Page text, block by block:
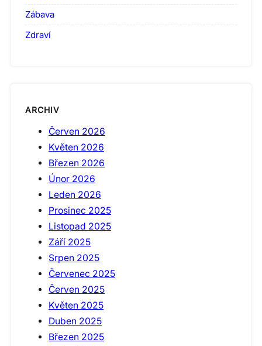
Zábava
Zdraví
ARCHIV
Červen 2026
Květen 2026
Březen 2026
Únor 2026
Leden 2026
Prosinec 2025
Listopad 2025
Září 2025
Srpen 2025
Červenec 2025
Červen 2025
Květen 2025
Duben 2025
Březen 2025